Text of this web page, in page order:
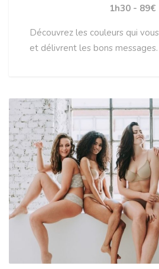
1h30 - 89€
Découvrez les couleurs qui
et délivrent les bons messages.